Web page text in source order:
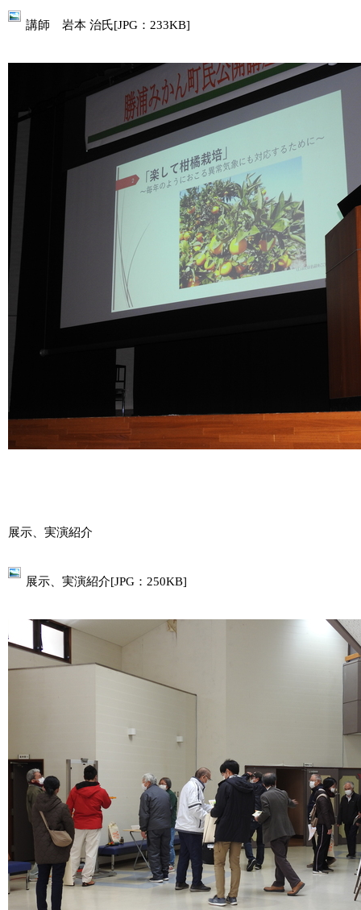
講師 岩本 治氏[JPG：233KB]
展示、実演紹介
展示、実演紹介[JPG：250KB]